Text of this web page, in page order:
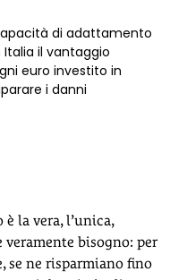
di adattamento
il vantaggio
euro investito in
i danni
la vera, l’unica,
veramente bisogno: per
se ne risparmiano fino